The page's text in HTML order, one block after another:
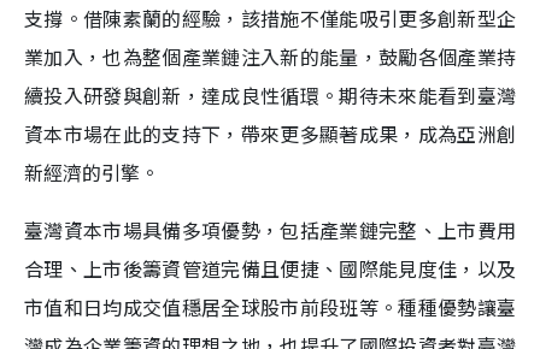
支撐。借陳素蘭的經驗，該措施不僅能吸引更多創新型企
業加入，也為整個產業鏈注入新的能量，鼓勵各個產業持
續投入研發與創新，達成良性循環。期待未來能看到臺灣
資本市場在此的支持下，帶來更多顯著成果，成為亞洲創
新經濟的引擎。
臺灣資本市場具備多項優勢，包括產業鏈完整、上市費用
合理、上市後籌資管道完備且便捷、國際能見度佳，以及
市值和日均成交值穩居全球股市前段班等。種種優勢讓臺